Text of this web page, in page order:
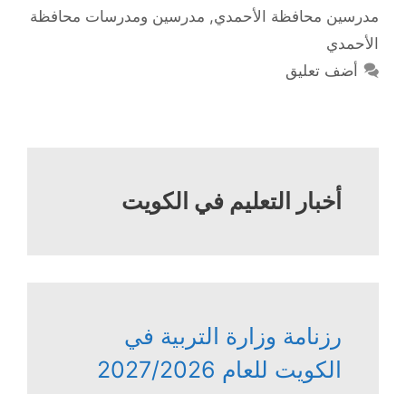
مدرسين محافظة الأحمدي, مدرسين ومدرسات محافظة
الأحمدي
أضف تعليق
أخبار التعليم في الكويت
رزنامة وزارة التربية في
الكويت للعام 2027/2026